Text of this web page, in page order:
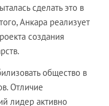
сделать это в
Анкара реализует
создания
общество в
Отличие
лидер активно